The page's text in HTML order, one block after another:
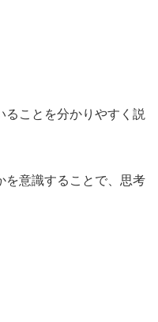
ることを分かりやすく説
を意識することで、思考